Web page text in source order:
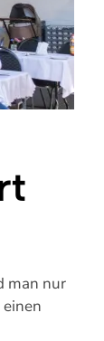
man nur